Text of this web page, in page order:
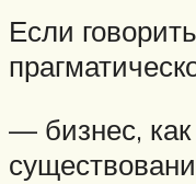
Если
— бизнес, как